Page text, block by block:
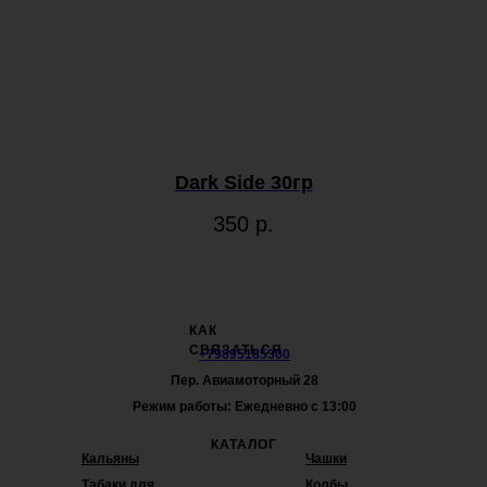
Dark Side 30гр
350 р.
КАК
СВЯЗАТЬСЯ
Чашки
КАТАЛОГ
+79895185300
Пер. Авиамоторный 28
Режим работы: Ежедневно с 13:00
Кальяны